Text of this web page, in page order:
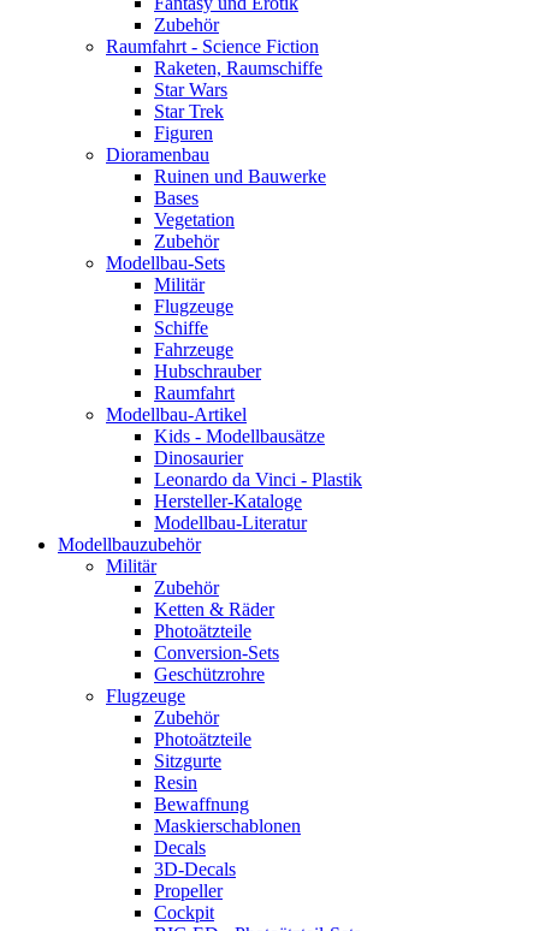
Zubehör
Raumfahrt - Science Fiction
Raketen, Raumschiffe
Star Wars
Star Trek
Figuren
Dioramenbau
Ruinen und Bauwerke
Bases
Vegetation
Zubehör
Modellbau-Sets
Militär
Flugzeuge
Schiffe
Fahrzeuge
Hubschrauber
Raumfahrt
Modellbau-Artikel
Kids - Modellbausätze
Dinosaurier
Leonardo da Vinci - Plastik
Hersteller-Kataloge
Modellbau-Literatur
Modellbauzubehör
Militär
Zubehör
Ketten & Räder
Photoätzteile
Conversion-Sets
Geschützrohre
Flugzeuge
Zubehör
Photoätzteile
Sitzgurte
Resin
Bewaffnung
Maskierschablonen
Decals
3D-Decals
Propeller
Cockpit